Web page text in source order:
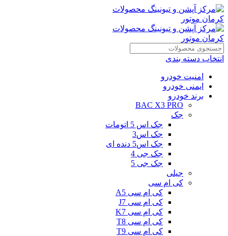
انتخاب دسته بندی
امنیت خودرو
ایمنی خودرو
برند خودرو
BAC X3 PRO
جک
جک اس 5 اتومات
جک اس3
جک اس5 دنده ای
جک جی 4
جک جی 5
جیلی
کی ام سی
کی ام سی A5
کی ام سی J7
کی ام سی K7
کی ام سی T8
کی ام سی T9